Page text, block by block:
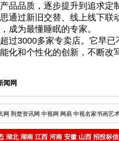
品品质，逐步提升到追求定
通过新旧交替、线上线下联
成为最懂睡眠的专家。
过3000多家专卖店。它早
化和个性化的创新，不断改
闻网
网 荆楚资讯网 中视网 网易 中视名家书画艺
湖北 湖南 江西 河南 安徽 山西 招投标